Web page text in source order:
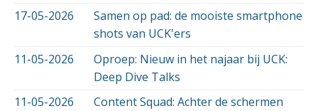
17-05-2026
Samen op pad: de mooiste smartphone
shots van UCK'ers
11-05-2026
Oproep: Nieuw in het najaar bij UCK:
Deep Dive Talks
11-05-2026
Content Squad: Achter de schermen